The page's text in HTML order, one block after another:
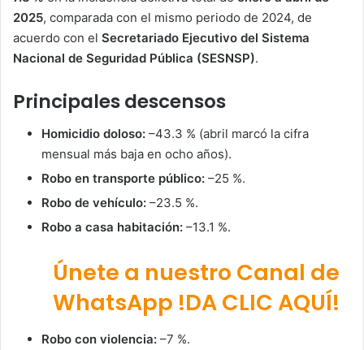
2025, comparada con el mismo periodo de 2024, de
acuerdo con el Secretariado Ejecutivo del Sistema
Nacional de Seguridad Pública (SESNSP).
Principales descensos
Homicidio doloso: –43.3 % (abril marcó la cifra
mensual más baja en ocho años).
Robo en transporte público: –25 %.
Robo de vehículo: –23.5 %.
Robo a casa habitación: –13.1 %.
Únete a nuestro Canal de
WhatsApp !DA CLIC AQUÍ!
Robo con violencia: –7 %.